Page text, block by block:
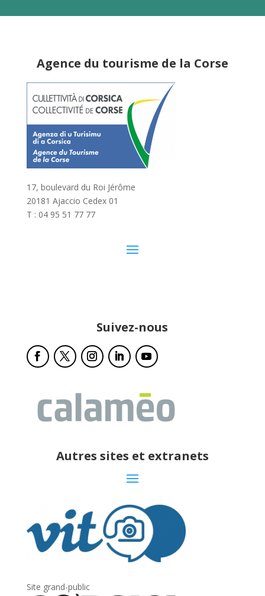
Agence du tourisme de la Corse
17, boulevard du Roi Jérôme
20181 Ajaccio Cedex 01
T : 04 95 51 77 77
Suivez-nous
Autres sites et extranets
Site grand-public